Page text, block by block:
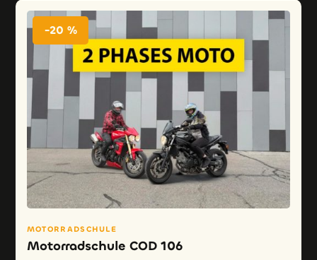
-20 %
MOTORRADSCHULE
Motorradschule COD 106